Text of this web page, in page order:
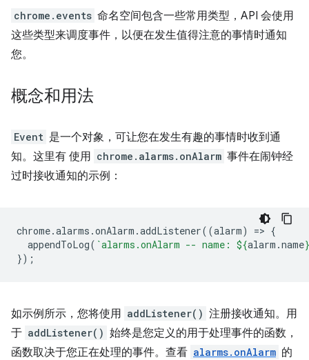
chrome.events 命名空间包含一些常用类型，API 会使用
这些类型来调度事件，以便在发生值得注意的事情时通知
您。
概念和用法
Event 是一个对象，可让您在发生有趣的事情时收到通
知。这里有 使用 chrome.alarms.onAlarm 事件在闹钟经
过时接收通知的示例：
chrome.alarms .onAlarm .addListener((alarm) => {
appendToLog( `alarms.onAlarm -- name: ${alarm .name}
});
如示例所示，您将使用 addListener() 注册接收通知。用
于 addListener() 始终是您定义的用于处理事件的函数，
函数取决于您正在处理的事件。查看 alarms.onAlarm 的